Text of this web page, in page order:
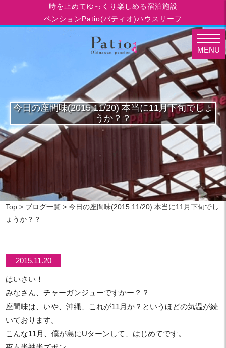
時を止めてゆっくり楽しめる宿泊施設
ペンションPatio(パティオ)ハウスリーフ
今日の座間味(2015.11/20) 本当に11月下旬でしょ
うか？？
Top > ブログ一覧 > 今日の座間味(2015.11/20) 本当に11月下旬でし
ょうか？？
2015.11.20
はいさい！
みなさん、チャーガンジューですかー？？
座間味は、いや、沖縄、これが11月か？というほどの気温が続
いております。
こんな11月、僕が島にUターンして、はじめてです。
MENU